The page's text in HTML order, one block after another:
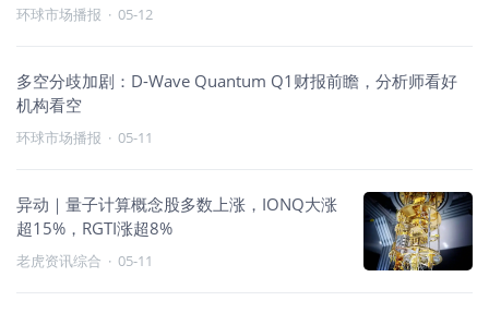
环球市场播报 · 05-12
多空分歧加剧：D-Wave Quantum Q1财报前瞻，分析师看好
机构看空
环球市场播报 · 05-11
异动｜量子计算概念股多数上涨，IONQ大涨
超15%，RGTI涨超8%
老虎资讯综合 · 05-11